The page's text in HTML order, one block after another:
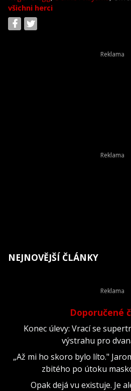
všichni herci
NEJNOVĚJŠÍ ČLÁNKY
Doporučené
Konec úlevy: Vrací se
výstrahu pro
„Až mi ho skoro bylo líto."
zbitého po útoku
Opak dejá vu existuje. Je